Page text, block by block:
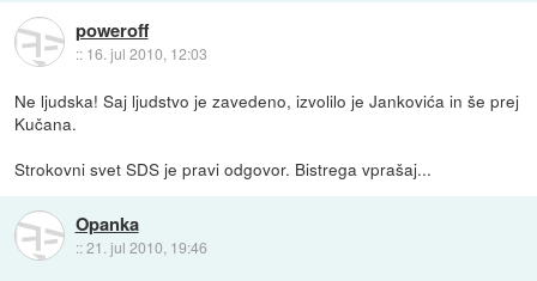
poweroff
:: 16. jul 2010, 12:03
Ne ljudska! Saj ljudstvo je zavedeno, izvolilo je Jankovića in še prej
Kučana.
Strokovni svet SDS je pravi odgovor. Bistrega vprašaj...
Opanka
::21. jul 2010, 19:46